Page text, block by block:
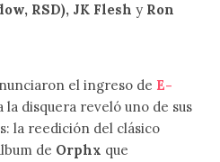
RSD), JK Flesh y Ron
el ingreso de E-
la disquera reveló uno de sus
la reedición del clásico
de Orphx que